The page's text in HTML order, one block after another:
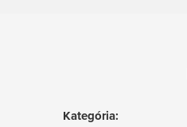
Kategória: